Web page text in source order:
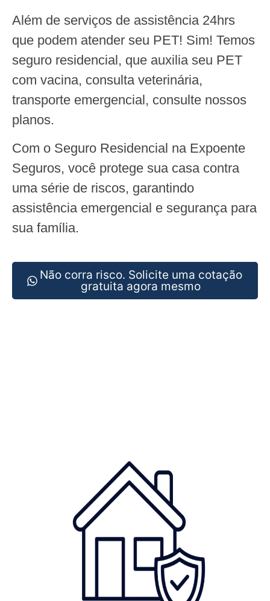
Além de serviços de assistência 24hrs
que podem atender seu PET! Sim! Temos
seguro residencial, que auxilia seu PET
com vacina, consulta veterinária,
transporte emergencial, consulte nossos
planos.
Com o Seguro Residencial na Expoente
Seguros, você protege sua casa contra
uma série de riscos, garantindo
assistência emergencial e segurança para
sua família.
Não corra risco. Solicite uma cotação
gratuita agora mesmo